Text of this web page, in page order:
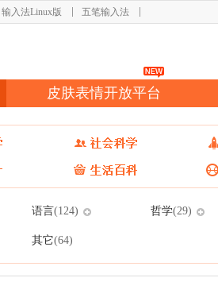
输入法Linux版 五笔输入法
皮肤表情开放平台
语言(124) 哲学(29)
其它(64)